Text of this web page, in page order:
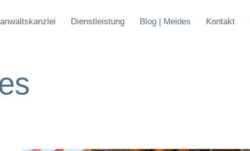
Dienstleistung Blog | Meides Kontakt